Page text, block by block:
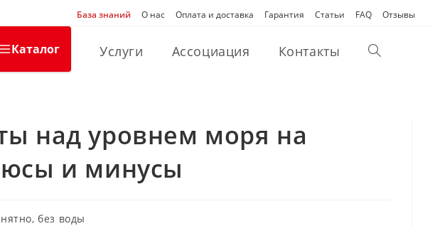
База знаний О нас Оплата и доставка Гарантия Статьи FAQ Отзывы
Каталог Услуги Ассоциация Контакты Переключить
над уровнем моря на
и минусы
без воды